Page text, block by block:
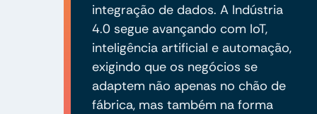
integração de dados. A Indústria
4.0 segue avançando com IoT,
inteligência artificial e automação,
exigindo que os negócios se
adaptem não apenas no chão de
fábrica, mas também na forma